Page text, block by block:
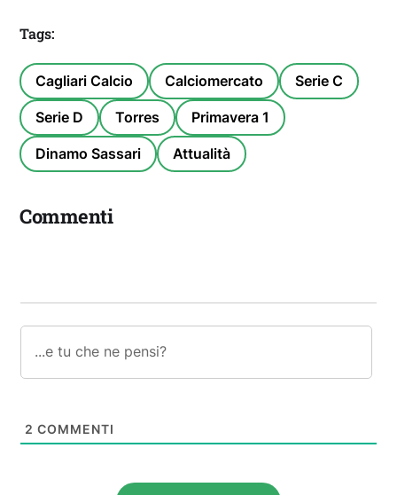
Tags:
Cagliari Calcio Calciomercato Serie C
Serie D Torres Primavera 1
Dinamo Sassari Attualità
Commenti
2 COMMENTI